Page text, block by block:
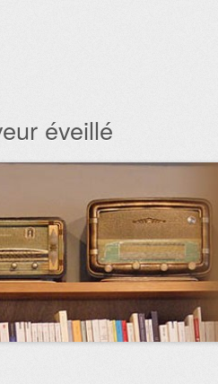
éveillé